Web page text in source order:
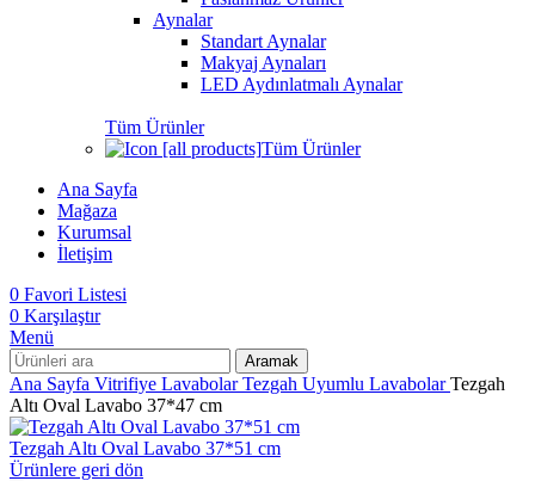
Aynalar
Standart Aynalar
Makyaj Aynaları
LED Aydınlatmalı Aynalar
Tüm Ürünler
Tüm Ürünler
Ana Sayfa
Mağaza
Kurumsal
İletişim
0 Favori Listesi
0 Karşılaştır
Menü
Aramak
Ana Sayfa Vitrifiye LavabolarTezgah Uyumlu LavabolarTezgah
Altı Oval Lavabo 37*47 cm
Tezgah Altı Oval Lavabo 37*51 cm
Ürünlere geri dön